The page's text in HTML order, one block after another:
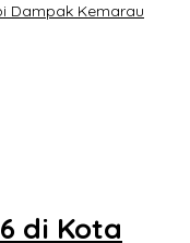
Dampak Kemarau
di Kota